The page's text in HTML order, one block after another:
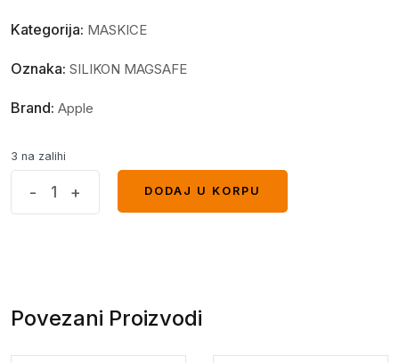
Kategorija: MASKICE
Oznaka: SILIKON MAGSAFE
Brand: Apple
3 na zalihi
Pro
- +
DODAJ U KORPU
Povezani Proizvodi